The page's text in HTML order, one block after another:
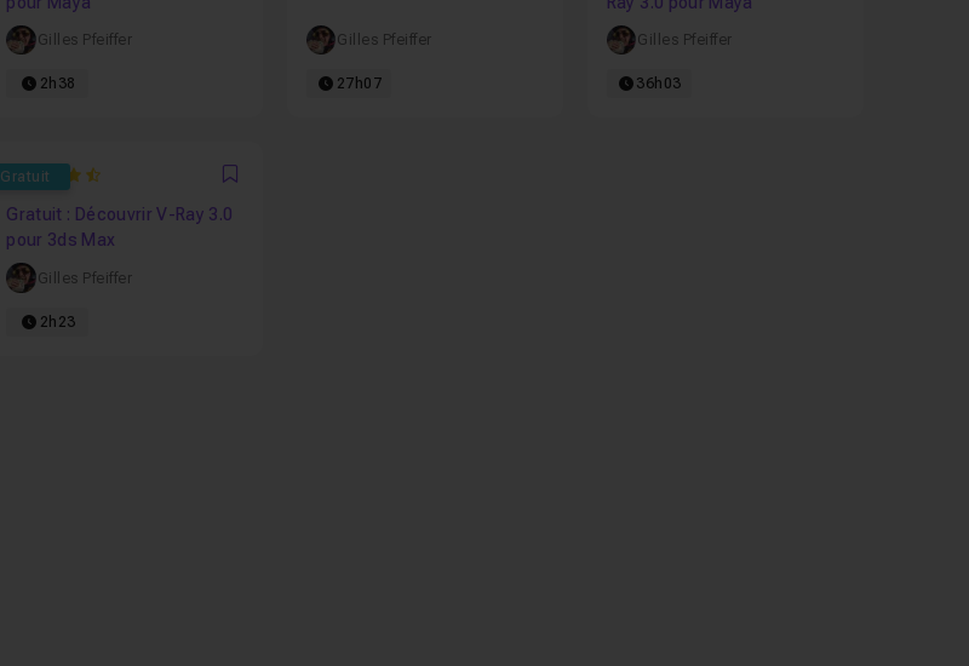
Gilles Pfeiffer
2h38
Gilles Pfeiffer
27h07
Gilles Pfeiffer
36h03
Gratuit
4.9444444444444 Favori
Gratuit : Découvrir V-Ray 3.0
pour 3ds Max
Gilles Pfeiffer
2h23